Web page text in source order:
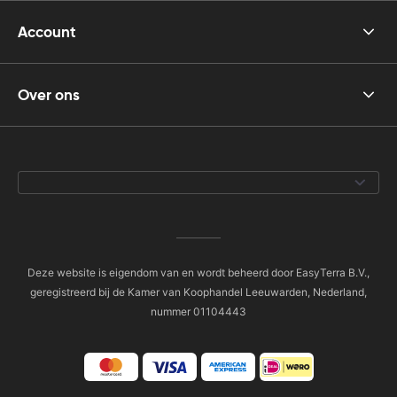
Account
Over ons
Deze website is eigendom van en wordt beheerd door EasyTerra B.V.,
geregistreerd bij de Kamer van Koophandel Leeuwarden, Nederland,
nummer 01104443